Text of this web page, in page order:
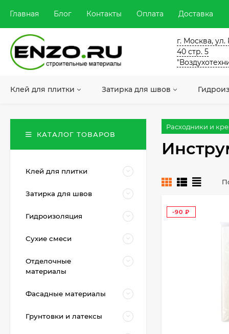
Главная Блог Контакты Оплата Доставка
г. Москва,
40 стр. 5
Клей для плитки Затирка для швов
Расходники и
-90
КАТАЛОГ ТОВАРОВ
Клей для плитки
Затирка для швов
Гидроизоляция
Сухие смеси
Отделочные
материалы
Фасадные материалы
Грунтовки и латексы